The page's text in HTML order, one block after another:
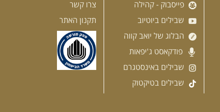
בין רכס הקווקז הנמוך לגבוה, בין נהרות
שוצפים למעברי הרים ...
[המשך]
לכל המסעות בעולם
פייסבוק - קהילה
שבילים ביוטיוב
הבלוג של יואב קווה
פודקאסט ג'יפאות
שבילים באינסטגרם
שבילים בטיקטוק
צרו קשר
תקנון האתר